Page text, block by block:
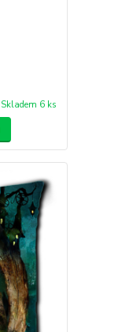
Skladem 6 ks